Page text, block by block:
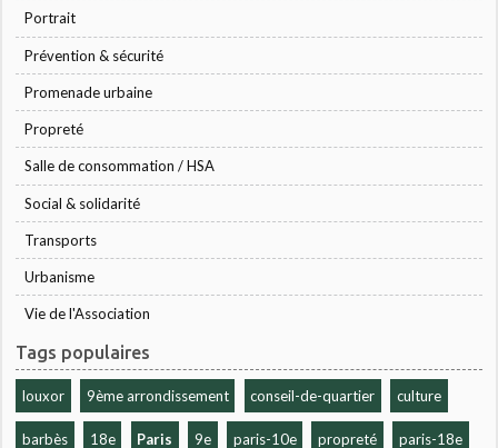
Portrait
Prévention & sécurité
Promenade urbaine
Propreté
Salle de consommation / HSA
Social & solidarité
Transports
Urbanisme
Vie de l'Association
Tags populaires
louxor 9ème arrondissement conseil-de-quartier culture
barbès 18e Paris 9e paris-10e propreté paris-18e